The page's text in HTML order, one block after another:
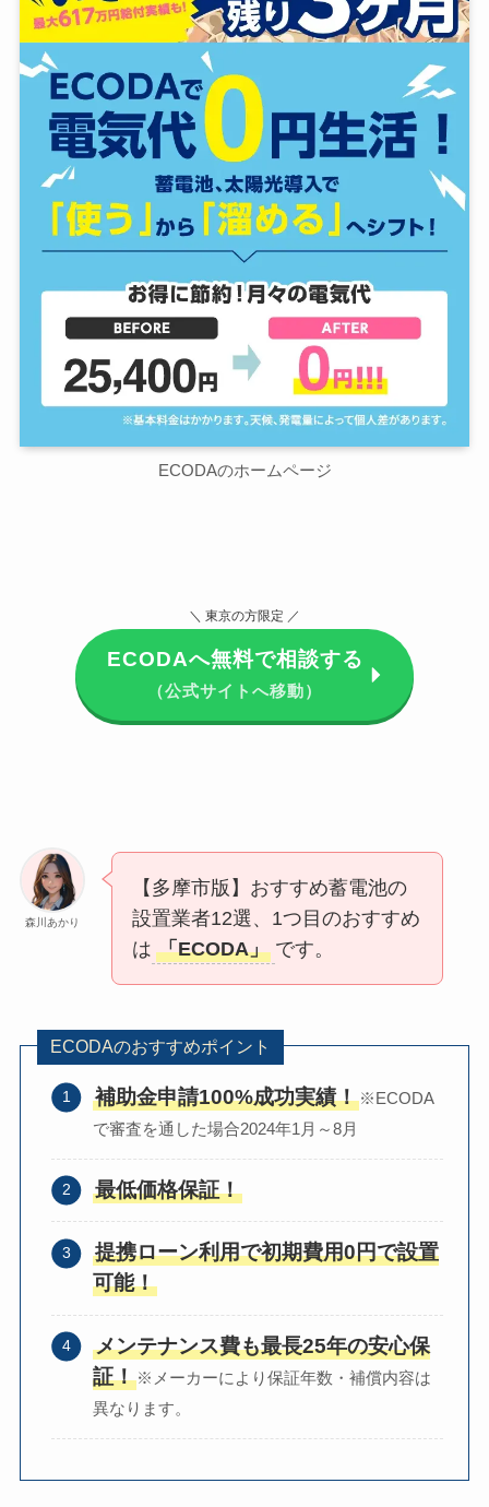
ECODAのホームページ
＼ 東京の方限定 ／
ECODAへ無料で相談する
（公式サイトへ移動）
森川あかり
【多摩市版】おすすめ蓄電池の
設置業者12選、1つ目のおすすめ
は 「ECODA」 です。
ECODAのおすすめポイント
補助金申請100%成功実績！※ECODA
で審査を通した場合2024年1月～8月
最低価格保証！
提携ローン利用で初期費用0円で設置
可能！
メンテナンス費も最長25年の安心保
証！※メーカーにより保証年数・補償内容は
異なります。